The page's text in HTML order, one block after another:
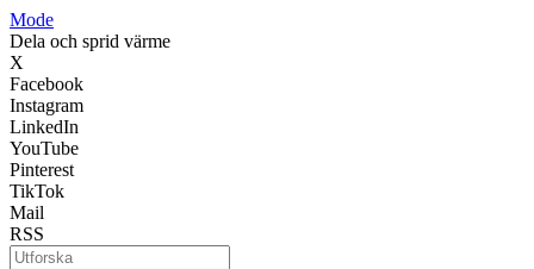
Mode
Dela och sprid värme
X
Facebook
Instagram
LinkedIn
YouTube
Pinterest
TikTok
Mail
RSS